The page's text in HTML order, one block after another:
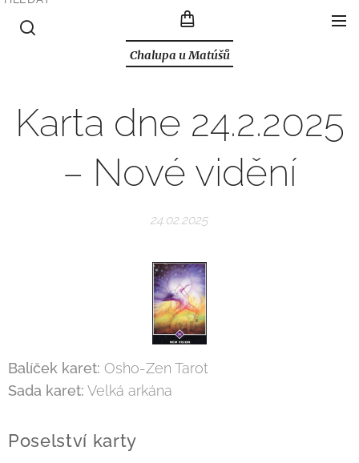
Chalupa u Matúšů
Karta dne 24.2.2025
– Nové vidění
24.02.2025
Balíček karet: Osho-Zen Tarot
Sada karet: Velká arkána
Poselství karty